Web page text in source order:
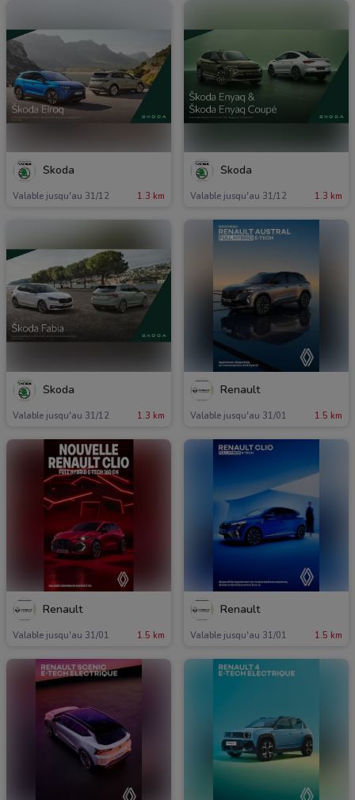
koda
Valable jusqu'au 31/12 1.3 km
koda
Valable jusqu'au 31/12 1.3 km
koda
Valable jusqu'au 31/12 1.3 km
Renault
Valable jusqu'au 31/01 1.5 km
Renault
Valable jusqu'au 31/01 1.5 km
Renault
Valable jusqu'au 31/01 1.5 km